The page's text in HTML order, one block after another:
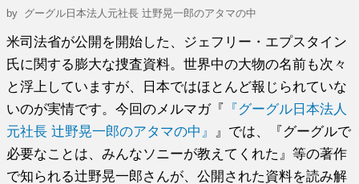
by グーグル日本法人元社長 辻野晃一郎のアタマの中
米司法省が公開を開始した、ジェフリー・エプスタイン
氏に関する膨大な捜査資料。世界中の大物の名前も次々
と浮上していますが、日本ではほとんど報じられていな
いのが実情です。今回のメルマガ『
『グーグル日本法人
元社長 辻野晃一郎のアタマの中』
』では、『グーグルで
必要なことは、みんなソニーが教えてくれた』等の著作
で知られる辻野晃一郎さんが、公開された資料を読み解